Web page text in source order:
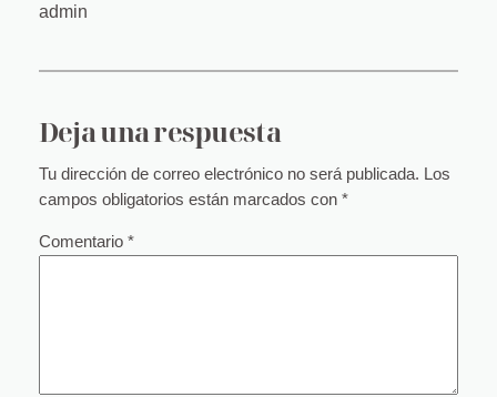
admin
Deja una respuesta
Tu dirección de correo electrónico no será publicada. Los
campos obligatorios están marcados con *
Comentario *